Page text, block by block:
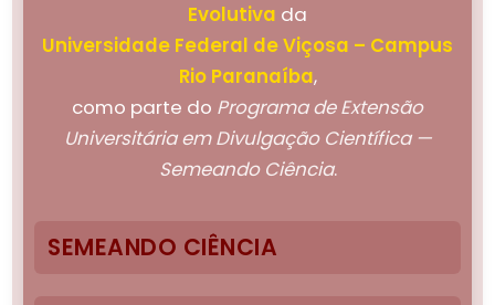
Evolutiva da
Universidade Federal de Viçosa – Campus
Rio Paranaíba,
como parte do Programa de Extensão
Universitária em Divulgação Científica —
Semeando Ciência.
SEMEANDO CIÊNCIA